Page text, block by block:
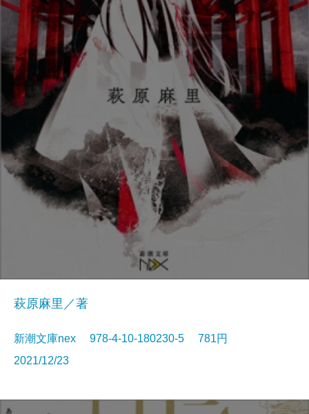
萩原麻里／著
新潮文庫nex 978-4-10-180230-5 781円
2021/12/23